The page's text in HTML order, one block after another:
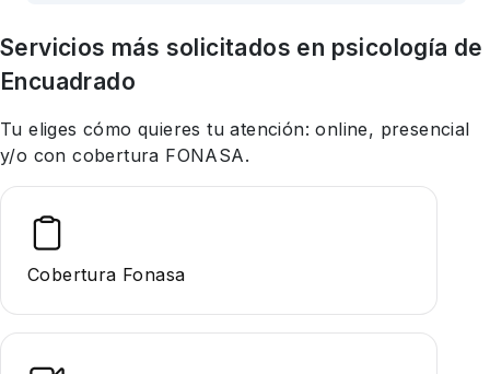
Servicios más solicitados en psicología de
Encuadrado
Tu eliges cómo quieres tu atención: online, presencial
y/o con cobertura FONASA.
Cobertura Fonasa